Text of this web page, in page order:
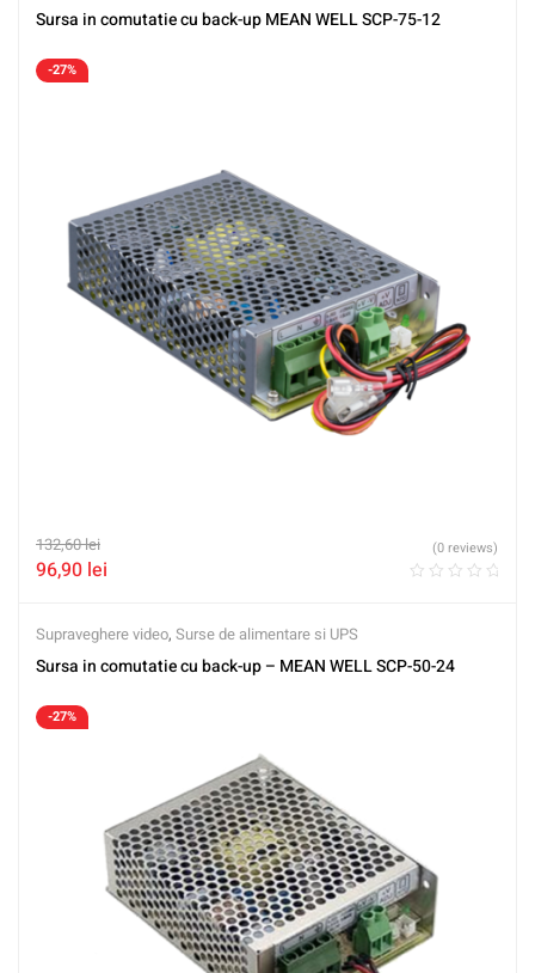
Sursa in comutatie cu back-up MEAN WELL SCP-75-12
-27%
132,60lei
96,90 lei
(0 reviews)
Supraveghere video, Surse de alimentare si UPS
Sursa in comutatie cu back-up – MEAN WELL SCP-50-24
-27%